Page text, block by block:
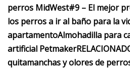
perros MidWest#9 – El mejor
los perros a ir al baño para la
apartamentoAlmohadilla para
artificial Petmaker
quitamanchas y olores de